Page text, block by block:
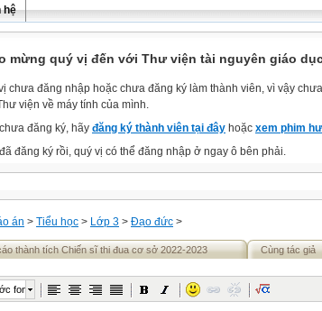
hệ
mừng quý vị đến với Thư viện tài nguyên giáo
chưa đăng nhập hoặc chưa đăng ký làm thành viên, vì vậy
viện về máy tính của mình.
đăng ký, hãy đăng ký thành viên tại đây hoặc xem phim
đăng ký rồi, quý vị có thể đăng nhập ở ngay ô bên phải.
án > Tiểu học > Lớp 3 > Đạo đức >
thành tích Chiến sĩ thi đua cơ sở 2022-2023 Cùng tác giả
font